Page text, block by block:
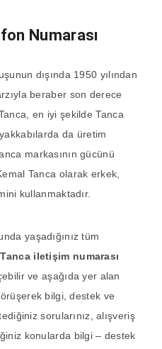
Numarası
dışında 1950 yılından
beraber son derece
en iyi şekilde Tanca
da üretim
markasının gücünü
Tanca olarak erkek,
kullanmaktadır.
yaşadığınız tüm
iletişim numarası
ve aşağıda yer alan
bilgi, destek ve
sorularınız, alışveriş
konularda bilgi – destek